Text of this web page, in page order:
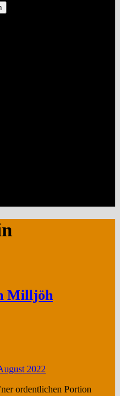
Milljöh
2022
ordentlichen Portion